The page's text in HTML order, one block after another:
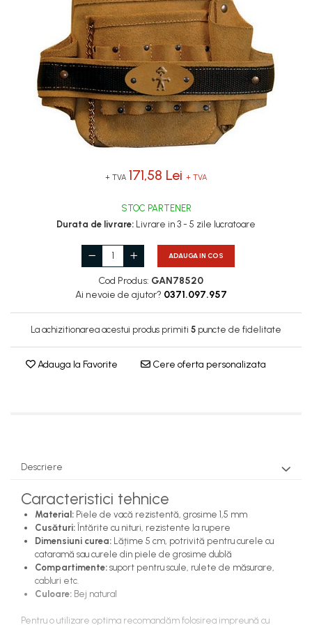
Îmbrăcăminte IMPERMEABILĂ
Costume | Combinezoane
Impermeabile
Pantaloni Impermeabili
Pelerine | Jachete Impermeabile
Imbracaminte
TERMOIZOLANTĂ
Jachete Termoizolante
Pantaloni Termoizolanti
Îmbrăcăminte
Jachete reflectorizante (HI-VIS)
Pantaloni si salopete reflectorizante
Combinezoane Reflectorizante (HI-
Veste reflectorizante (HI-VIS)
MULTIRISC
Costume | Combinezoane
Antichimice | Multirisc
Halate | Sorturi Antichimice | Multirisc
Jachete | Bluze Antichimice | Multirisc
Pantaloni Antichimici | Multirisc
Îmbrăcăminte IGNIFUGĂ
(ANTI-FLACĂRĂ)
Jambiere Ignifuge
+ TVA 171,58 Lei + TVA
STOC PARTENER
Durata de livrare: Livrare in 3 - 5 zile lucratoare
ADAUGA IN COS
Cod Produs: GAN78520
Ai nevoie de ajutor? 0371.097.957
La achizitionarea acestui produs primiti 5 puncte de fidelitate
Adauga la Favorite Cere oferta personalizata
Descriere
Caracteristici tehnice
Material: Piele de vacă rezistentă, grosime 1,5 mm
Cusături: Întărite cu nituri, rezistente la rupere
Dimensiuni curea: Lățime 5 cm, potrivită pentru curele cu
cataramă sau curele din piele de grosime dublă
Compartimente: suport pentru scule, rulete de măsurare,
cabluri etc.
Culoare: Bej natural
Pentru o utilizare optima recomandăm folosirea impreună cu